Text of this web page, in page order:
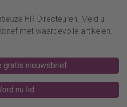
HR-Directeuren. Meld u
met waardevolle artikelen,
gratis nieuwsbrief
nu lid